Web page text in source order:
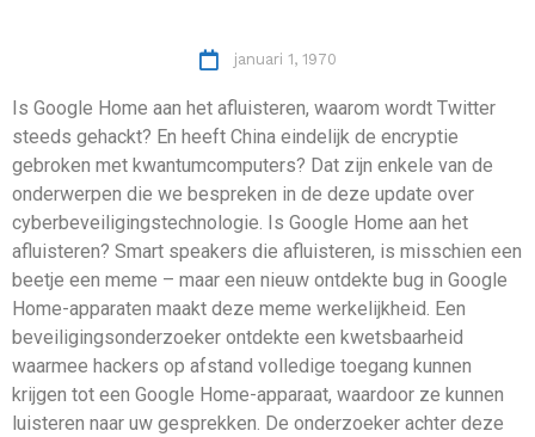
januari 1, 1970
Is Google Home aan het afluisteren, waarom wordt Twitter
steeds gehackt? En heeft China eindelijk de encryptie
gebroken met kwantumcomputers? Dat zijn enkele van de
onderwerpen die we bespreken in de deze update over
cyberbeveiligingstechnologie. Is Google Home aan het
afluisteren? Smart speakers die afluisteren, is misschien een
beetje een meme – maar een nieuw ontdekte bug in Google
Home-apparaten maakt deze meme werkelijkheid. Een
beveiligingsonderzoeker ontdekte een kwetsbaarheid
waarmee hackers op afstand volledige toegang kunnen
krijgen tot een Google Home-apparaat, waardoor ze kunnen
luisteren naar uw gesprekken. De onderzoeker achter deze